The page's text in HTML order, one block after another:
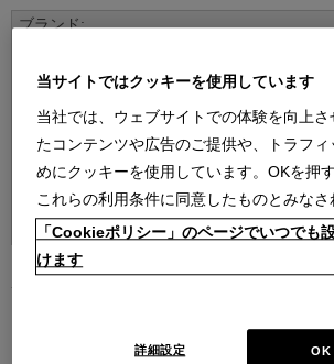
並べ替え：
当サイトではクッキーを使用しています
当社では、ウェブサイトでの体験を向上さ
たコンテンツや広告のご提供や、トラフ
めにクッキーを使用しています。OKを押
これらの利用条件に同意したものとみなさ
「Cookieポリシー」のページでいつでも
けます
OK
詳細設定